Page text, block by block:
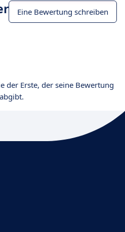
Eine Bewertung schreiben
der Erste, der seine Bewertung
abgibt.